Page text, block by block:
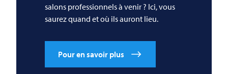
salons professionnels à venir ? Ici, vous
saurez quand et où ils auront lieu.
Pour en savoir plus